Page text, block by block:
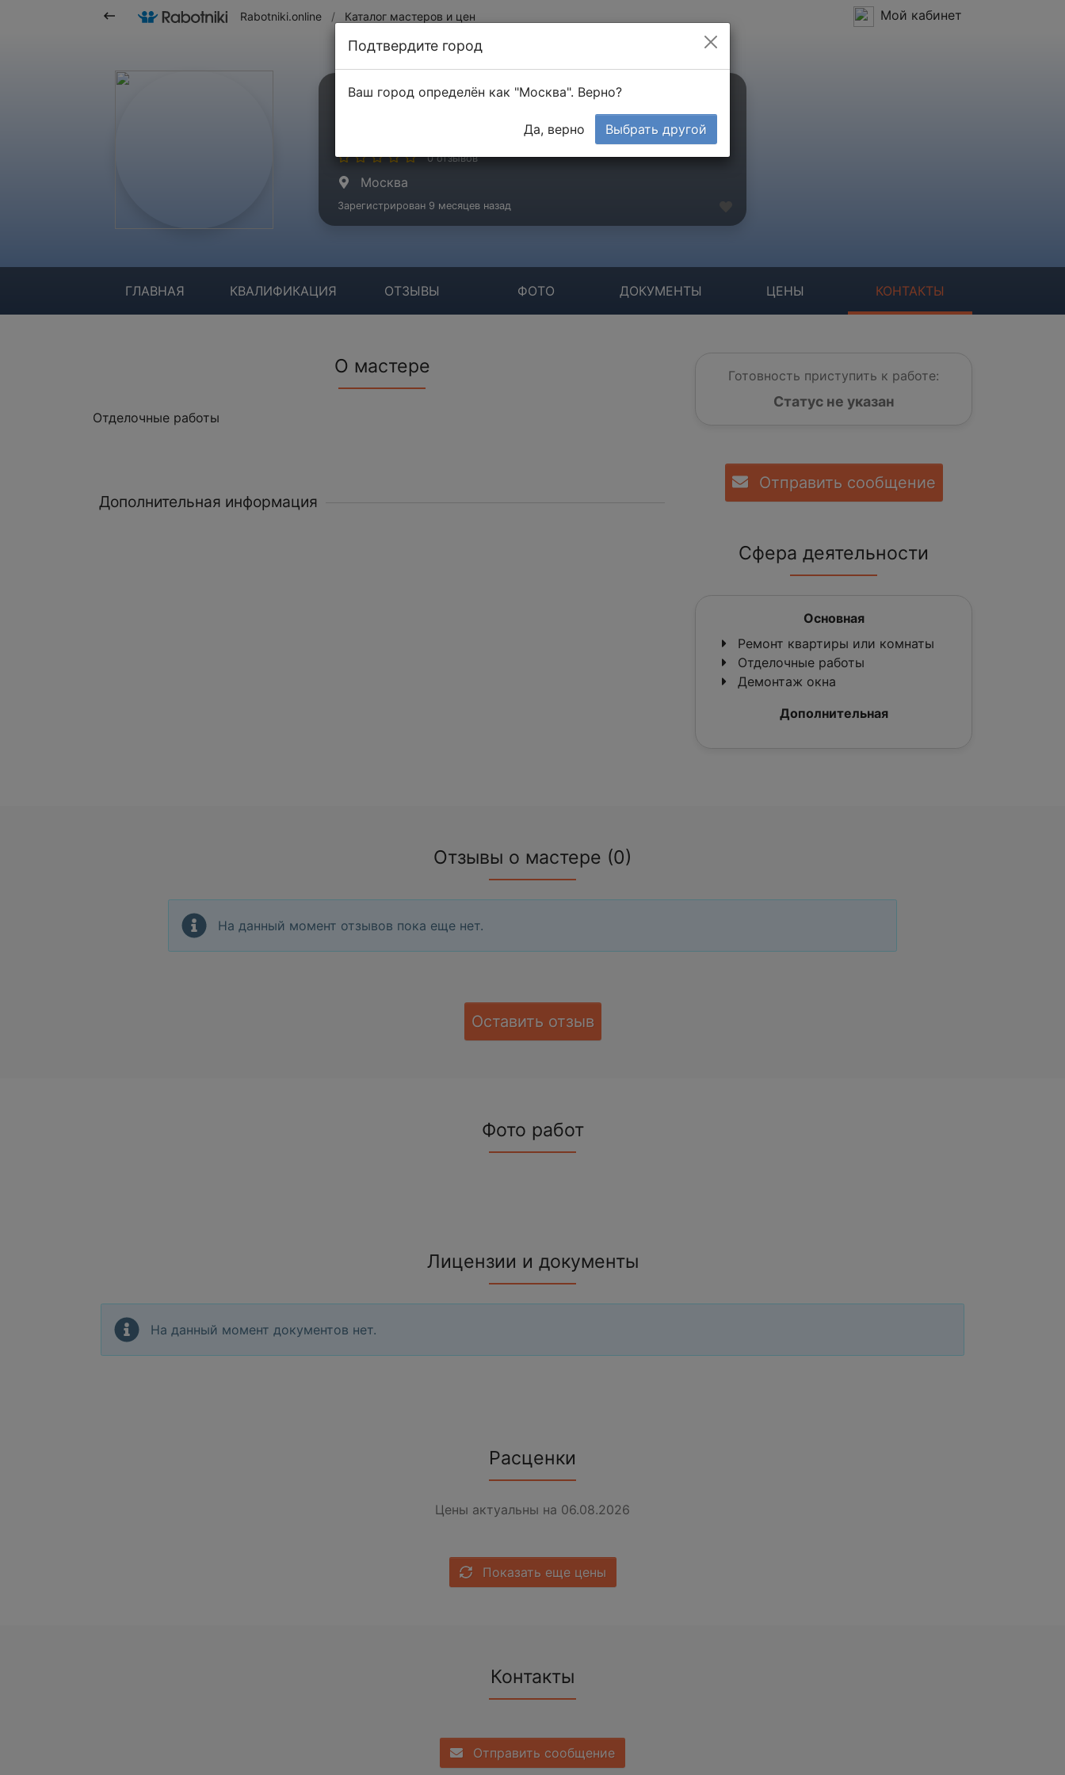
Rabotniki.online / Каталог мастеров и цен Мой кабинет
Соколов Александр
0 отзывов
Москва
Зарегистрирован 9 месяцев назад
ГЛАВНАЯ КВАЛИФИКАЦИЯ ОТЗЫВЫ ФОТО ДОКУМЕНТЫ ЦЕНЫ КОНТАКТЫ
О мастере
Отделочные работы
Дополнительная информация
Готовность приступить к работе:
Статус не указан
Отправить сообщение
Сфера деятельности
Основная
Ремонт квартиры или комнаты
Отделочные работы
Демонтаж окна
Дополнительная
Отзывы о мастере (0)
На данный момент отзывов пока еще нет.
Оставить отзыв
Фото работ
Лицензии и документы
На данный момент документов нет.
Расценки
Цены актуальны на 06.08.2026
Показать еще цены
Контакты
Отправить сообщение
Подтвердите город
Ваш город определён как "Москва". Верно?
Да, верно Выбрать другой